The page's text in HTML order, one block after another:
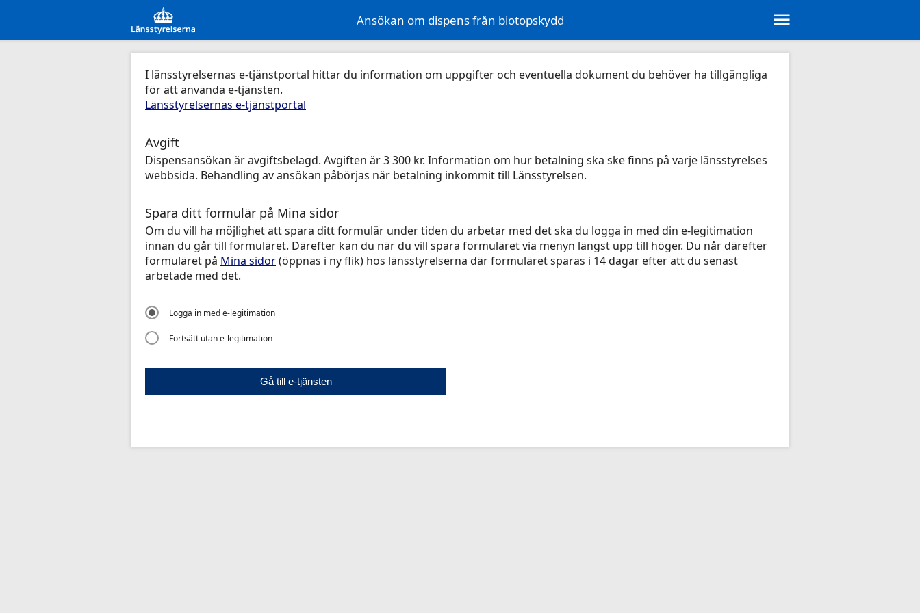
Ansökan om dispens från biotopskydd
I länsstyrelsernas e-tjänstportal hittar du information om uppgifter och eventuella dokument du behöver ha tillgängliga
för att använda e-tjänsten.
Länsstyrelsernas e-tjänstportal
Avgift
Dispensansökan är avgiftsbelagd. Avgiften är 3 300 kr. Information om hur betalning ska ske finns på varje länsstyrelses
webbsida. Behandling av ansökan påbörjas när betalning inkommit till Länsstyrelsen.
Spara ditt formulär på Mina sidor
Om du vill ha möjlighet att spara ditt formulär under tiden du arbetar med det ska du logga in med din e-legitimation
innan du går till formuläret. Därefter kan du när du vill spara formuläret via menyn längst upp till höger. Du når därefter
formuläret på Mina sidor(öppnas i ny flik) hos länsstyrelserna där formuläret sparas i 14 dagar efter att du senast
arbetade med det.
Logga in med e-legitimation
Fortsätt utan e-legitimation